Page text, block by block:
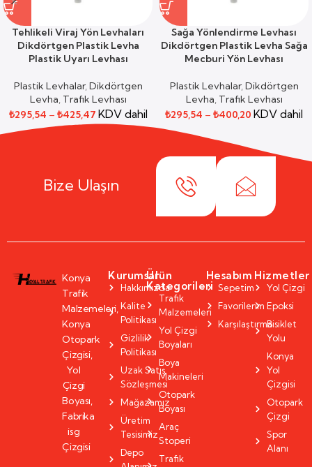
Tehlikeli Viraj Yön Levhaları
Dikdörtgen Plastik Levha
Plastik Uyarı Levhası
Plastik Levhalar,Dikdörtgen
Levha, Trafik Levhası
₺295,54 – ₺425,47 KDV dahil
Sağa Yönlendirme Levhası
Dikdörtgen Plastik Levha Sağa
Mecburi Yön Levhası
Plastik Levhalar,Dikdörtgen
Levha, Trafik Levhası
₺295,54 – ₺400,20 KDV dahil
Bize Ulaşın
Konya
Trafik
Malzemeleri,
Konya
Otopark
Çizgisi,
Yol
Çizgi
Boyası,
Fabrika
isg
Çizgisi
Kurumsal
Hakkımızda
Kalite
Politikası
Gizlilik
Politikası
Uzak Satış
Sözleşmesi
Mağazamız
Üretim
Tesisimiz
Depo
Ürün
Kategorileri
Trafik
Malzemeleri
Yol Çizgi
Boyaları
Boya
Makineleri
Otopark
Boyası
Araç
Stoperi
Trafik
Hesabım
Sepetim
Favorilerim
Karşılaştırma
Hizmetler
Yol Çizgi
Epoksi
Bisiklet
Yolu
Konya
Yol
Çizgisi
Otopark
Çizgi
Spor
Alanı